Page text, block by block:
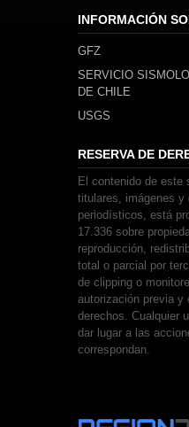
INFORMACIÓN
GFZ
SERVICIO
DE CHILE
USGS
RESERVA DE
El contenido de
titulares, imágenes y
periodísticos, está
17.336 sobre
reproducción,
total o parcial por
de clipping o
autorización previa y
derechos. Cualquier
dar lugar a las
correspondan.